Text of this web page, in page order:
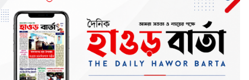
ছাতক-দোয়ারাবাজারে নৌ পুলিশের অভিযানে
২১ ড্রেজার জব্দ, আটক ৯
নাসিরনগরে প্রথমবার কৃষকদের জন্য মিনি
কোল্ড স্টোরেজ